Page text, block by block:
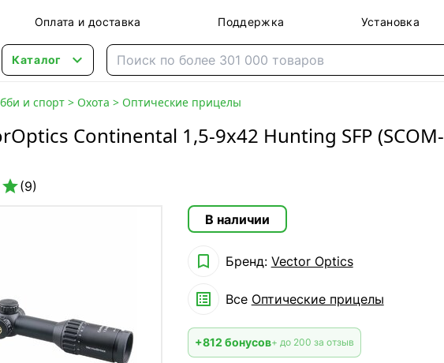
Оплата и доставка Поддержка Установка
Каталог 
и спорт > Охота > Оптические прицелы
Continental 1,5-9x42 Hunting SFP (SCOM-
(9)
В наличии
 Бренд: Vector Optics
 Все Оптические прицелы
+812 бонусов+ до 200 за отзыв